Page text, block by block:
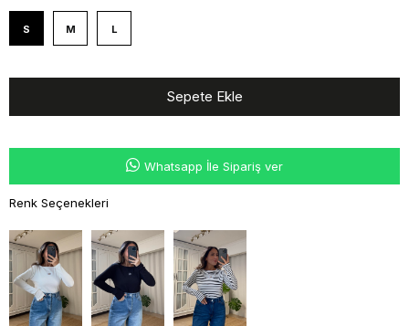
S M L
Whatsapp İle Sipariş ver
Renk Seçenekleri